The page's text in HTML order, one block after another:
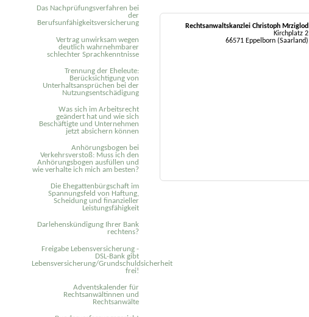
Rechtsanwaltskanzlei Christoph Mrziglod
Kirchplatz 2
66571 Eppelborn (Saarland)
Das Nachprüfungsverfahren bei
der
Berufsunfähigkeitsversicherung
Vertrag unwirksam wegen
deutlich wahrnehmbarer
schlechter Sprachkenntnisse
Trennung der Eheleute:
Berücksichtigung von
Unterhaltsansprüchen bei der
Nutzungsentschädigung
Was sich im Arbeitsrecht
geändert hat und wie sich
Beschäftigte und Unternehmen
jetzt absichern können
Anhörungsbogen bei
Verkehrsverstoß: Muss ich den
Anhörungsbogen ausfüllen und
wie verhalte ich mich am besten?
Die Ehegattenbürgschaft im
Spannungsfeld von Haftung,
Scheidung und finanzieller
Leistungsfähigkeit
Darlehenskündigung Ihrer Bank
rechtens?
Freigabe Lebensversicherung -
DSL-Bank gibt
Lebensversicherung/Grundschuldsicherheit
frei!
Adventskalender für
Rechtsanwältinnen und
Rechtsanwälte